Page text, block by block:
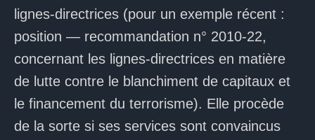
lignes-directrices (pour un exemple récent :
position — recommandation n° 2010-22,
concernant les lignes-directrices en matière
de lutte contre le blanchiment de capitaux et
le financement du terrorisme). Elle procède
de la sorte si ses services sont convaincus